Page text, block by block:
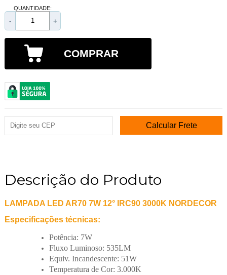
QUANTIDADE:
- +
COMPRAR
Descrição do Produto
LAMPADA LED AR70 7W 12° IRC90 3000K NORDECOR
Especificações técnicas:
Potência: 7W
Fluxo Luminoso: 535LM
Equiv. Incandescente: 51W
Temperatura de Cor: 3.000K